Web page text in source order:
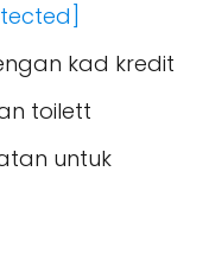
kad kredit
toilett
untuk